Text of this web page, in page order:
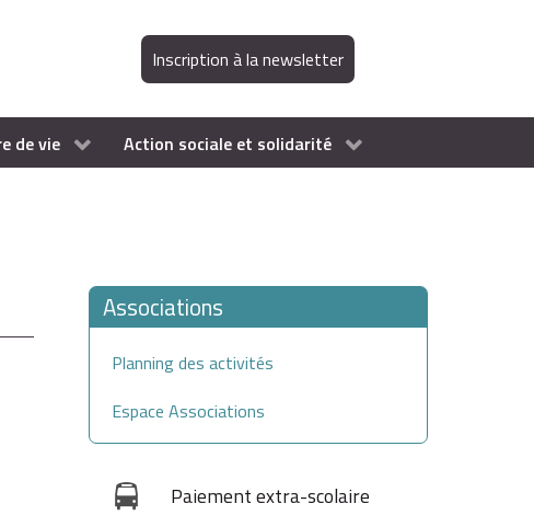
Inscription à la newsletter
de vie Action sociale et solidarité
Associations
Planning des activités
Espace Associations
Paiement extra-scolaire